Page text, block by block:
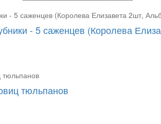
- 5 саженцев (Королева
тюльпанов